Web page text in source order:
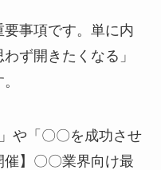
事項です。単に内
ず開きたくなる」
や「〇〇を成功させ
】〇〇業界向け最